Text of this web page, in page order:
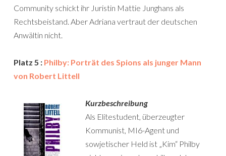
Community schickt ihr Juristin Mattie Junghans als
Rechtsbeistand. Aber Adriana vertraut der deutschen
Anwältin nicht.
Platz 5 : Philby: Porträt des Spions als junger Mann
von Robert Littell
Kurzbeschreibung
Als Elitestudent, überzeugter
Kommunist, MI6-Agent und
sowjetischer Held ist „Kim“ Philby